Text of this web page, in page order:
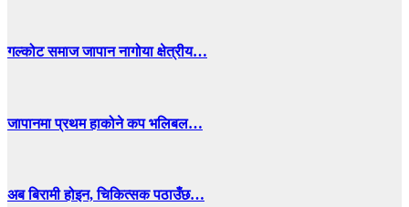
गल्कोट समाज जापान नागोया क्षेत्रीय…
जापानमा प्रथम हाकोने कप भलिबल…
अब बिरामी होइन, चिकित्सक पठाउँछ…